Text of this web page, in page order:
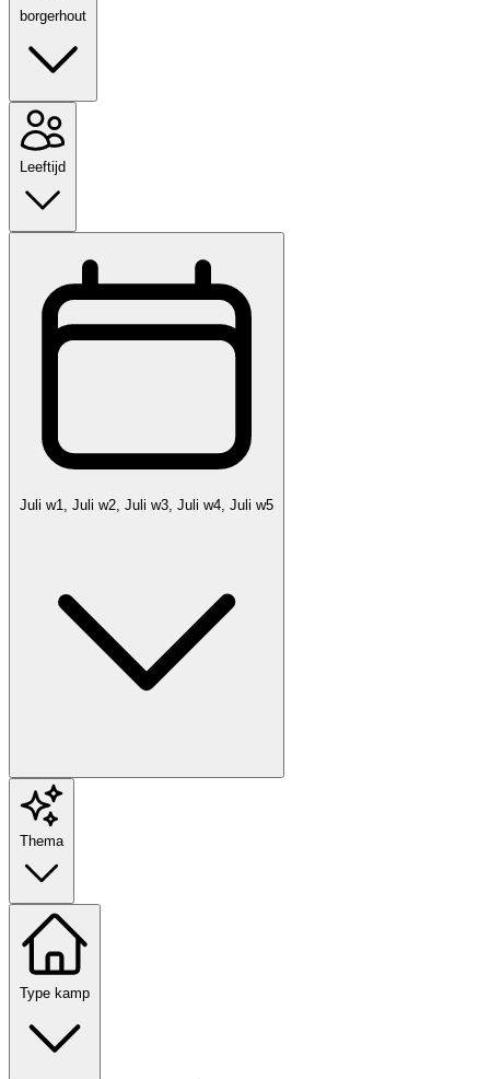
borgerhout
Leeftijd
Juli w1, Juli w2, Juli w3, Juli w4, Juli w5
Thema
Type kamp